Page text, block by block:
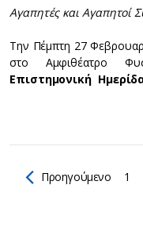
Αγαπητές και Αγαπητοί
Την Πέμπτη 27
στο Αμφιθέατρο
Επιστημονική
Προηγούμενο 1